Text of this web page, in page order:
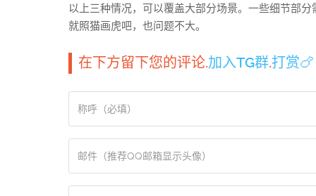
以上三种情况，可以覆盖大部分场景。一些细节部
就照猫画虎吧，也问题不大。
在下方留下您的评论.加入TG群.打赏🍗